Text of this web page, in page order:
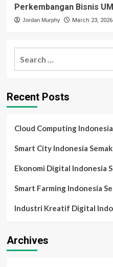
Perkembangan Bisnis
Jordan Murphy March 23, 2026
Recent Posts
Cloud Computing
Smart City Indonesia
Ekonomi Digital Indonesia
Smart Farming Indonesia
Industri Kreatif Digital
Archives